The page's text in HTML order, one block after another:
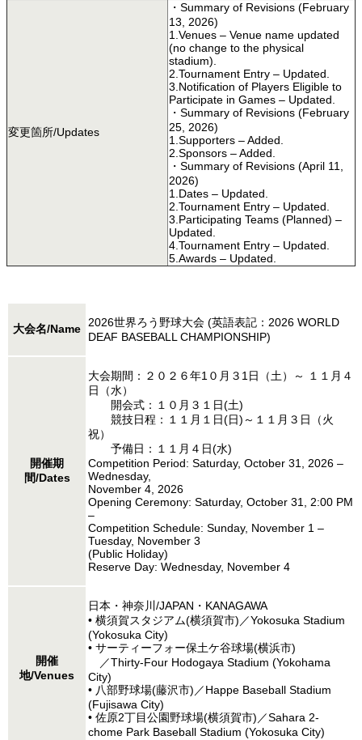
変更箇所/Updates
・Summary of Revisions (February
13, 2026)
1.Venues – Venue name updated
(no change to the physical
stadium).
2.Tournament Entry – Updated.
3.Notification of Players Eligible to
Participate in Games – Updated.
・Summary of Revisions (February
25, 2026)
1.Supporters – Added.
2.Sponsors – Added.
・Summary of Revisions (April 11,
2026)
1.Dates – Updated.
2.Tournament Entry – Updated.
3.Participating Teams (Planned) –
Updated.
4.Tournament Entry – Updated.
5.Awards – Updated.
大会名/Name
2026世界ろう野球大会 (英語表記：2026 WORLD
DEAF BASEBALL CHAMPIONSHIP)
開催期
間/Dates
大会期間：２０２６年1０月３1日（土）～ １１月４
日（水）
開会式：１０月３１日(土)
競技日程：１１月１日(日)～１１月３日（火
祝）
予備日：１１月４日(水)
Competition Period: Saturday, October 31, 2026 –
Wednesday,
November 4, 2026
Opening Ceremony: Saturday, October 31, 2:00 PM
–
Competition Schedule: Sunday, November 1 –
Tuesday, November 3
(Public Holiday)
Reserve Day: Wednesday, November 4
開催
地/Venues
日本・神奈川/JAPAN・KANAGAWA
• 横須賀スタジアム(横須賀市)／Yokosuka Stadium
(Yokosuka City)
• サーティーフォー保土ケ谷球場(横浜市)
／Thirty-Four Hodogaya Stadium (Yokohama
City)
• 八部野球場(藤沢市)／Happe Baseball Stadium
(Fujisawa City)
• 佐原2丁目公園野球場(横須賀市)／Sahara 2-
chome Park Baseball Stadium (Yokosuka City)